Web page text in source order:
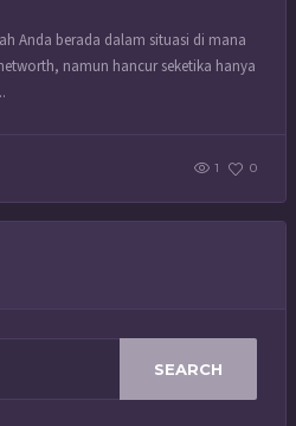
Anda berada dalam situasi di mana
namun hancur seketika hanya
1 0
SEARCH